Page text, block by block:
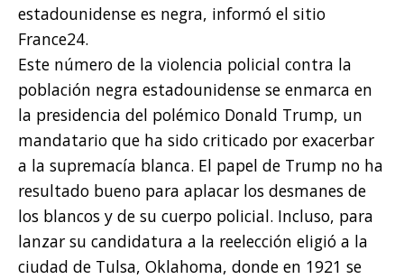
estadounidense es negra, informó el sitio
France24.
Este número de la violencia policial contra la
población negra estadounidense se enmarca en
la presidencia del polémico Donald Trump, un
mandatario que ha sido criticado por exacerbar
a la supremacía blanca. El papel de Trump no ha
resultado bueno para aplacar los desmanes de
los blancos y de su cuerpo policial. Incluso, para
lanzar su candidatura a la reelección eligió a la
ciudad de Tulsa, Oklahoma, donde en 1921 se